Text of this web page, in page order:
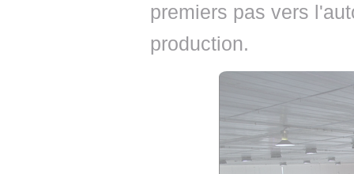
premiers pas vers
production.